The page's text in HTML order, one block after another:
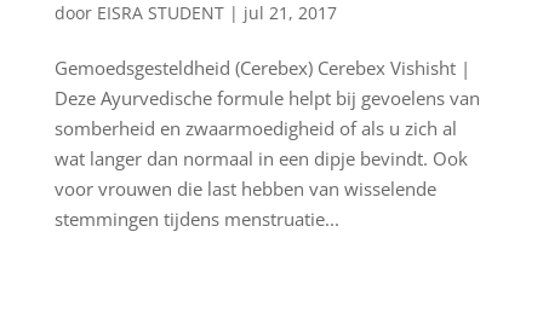
door EISRA STUDENT| jul 21, 2017
Gemoedsgesteldheid (Cerebex) Cerebex Vishisht |
Deze Ayurvedische formule helpt bij gevoelens van
somberheid en zwaarmoedigheid of als u zich al
wat langer dan normaal in een dipje bevindt. Ook
voor vrouwen die last hebben van wisselende
stemmingen tijdens menstruatie...